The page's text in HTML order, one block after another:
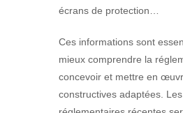
écrans de protection…
Ces informations sont
mieux comprendre la
concevoir et mettre en
constructives adaptées.